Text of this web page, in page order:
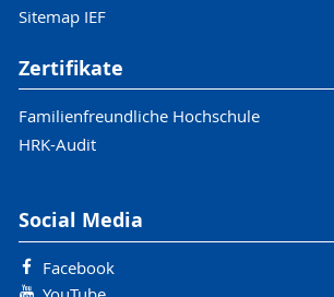
Sitemap IEF
Zertifikate
Familienfreundliche Hochschule
HRK-Audit
Social Media
Facebook